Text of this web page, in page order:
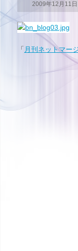
2009年12月11日
「 月刊ネットマー